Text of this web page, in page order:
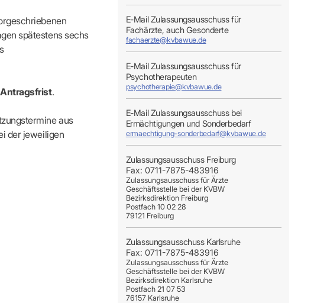
Notfallpraxis finden
Vertreter-Börse
FÜR IHRE PATIENTEN
MedCall – Infos für Mitglieder
Arzt-Patienten-Forum Bestellung
Gesundheitstage
KOSA – Beratungsstelle zur Selbsthilfe
Patienteninformationen
Weiterbildung
Hygiene
KVen
Adressen & Zeiten
Ansprechpartner
Unsere Termine
Feedbackmanagement
AUSSCHREIBUNGEN
Laufende Ausschreibungen
spätestens sechs
.
aus
der jeweiligen
E-Mail Zulassungsausschuss für
Fachärzte, auch Gesonderte
fachaerzte@kvbawue.de
E-Mail Zulassungsausschuss für
Psychotherapeuten
psychotherapie@kvbawue.de
E-Mail Zulassungsausschuss bei
Ermächtigungen und Sonderbedarf
ermaechtigung-sonderbedarf@kvbawue.de
Zulassungsausschuss Freiburg
Fax: 0711-7875-483916
Zulassungsausschuss für Ärzte
Geschäftsstelle bei der KVBW
Bezirksdirektion Freiburg
Postfach 10 02 28
79121 Freiburg
Zulassungsausschuss Karlsruhe
Fax: 0711-7875-483916
Zulassungsausschuss für Ärzte
Geschäftsstelle bei der KVBW
Bezirksdirektion Karlsruhe
Postfach 21 07 53
76157 Karlsruhe